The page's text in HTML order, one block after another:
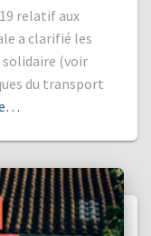
relatif aux
a clarifié les
(voir
du transport